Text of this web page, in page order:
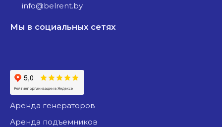
info@belrent.by
Мы в социальных сетях
аренда генераторов
аренда подъемников